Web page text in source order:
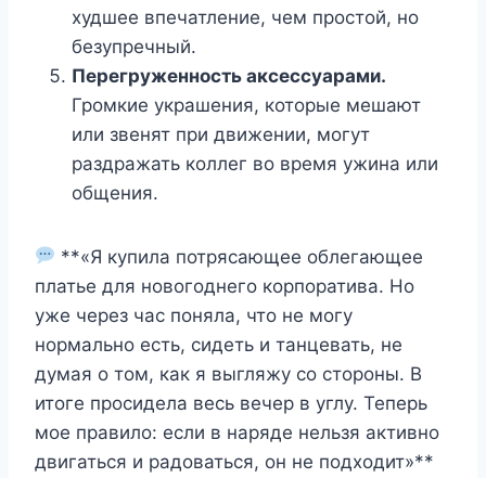
худшее впечатление, чем простой, но
безупречный.
Перегруженность аксессуарами.
Громкие украшения, которые мешают
или звенят при движении, могут
раздражать коллег во время ужина или
общения.
**«Я купила потрясающее облегающее
платье для новогоднего корпоратива. Но
уже через час поняла, что не могу
нормально есть, сидеть и танцевать, не
думая о том, как я выгляжу со стороны. В
итоге просидела весь вечер в углу. Теперь
мое правило: если в наряде нельзя активно
двигаться и радоваться, он не подходит»**